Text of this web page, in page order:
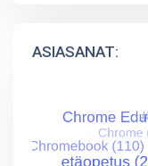
ASIASANAT: